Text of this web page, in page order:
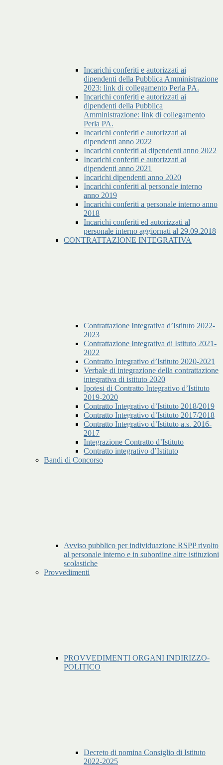
Incarichi conferiti e autorizzati ai
dipendenti della Pubblica Amministrazione
2023: link di collegamento Perla PA.
Incarichi conferiti e autorizzati ai
dipendenti della Pubblica
Amministrazione: link di collegamento
Perla PA.
Incarichi conferiti e autorizzati ai
dipendenti anno 2022
Incarichi conferiti ai dipendenti anno 2022
Incarichi conferiti e autorizzati ai
dipendenti anno 2021
Incarichi dipendenti anno 2020
Incarichi conferiti al personale interno
anno 2019
Incarichi conferiti a personale interno anno
2018
Incarichi conferiti ed autorizzati al
personale interno aggiornati al 29.09.2018
CONTRATTAZIONE INTEGRATIVA
Contrattazione Integrativa d’Istituto 2022-
2023
Contrattazione Integrativa di Istituto 2021-
2022
Contratto Integrativo d’Istituto 2020-2021
Verbale di integrazione della contrattazione
integrativa di istituto 2020
Ipotesi di Contratto Integrativo d’Istituto
2019-2020
Contratto Integrativo d’Istituto 2018/2019
Contratto Integrativo d’Istituto 2017/2018
Contratto Integrativo d’Istituto a.s. 2016-
2017
Integrazione Contratto d’Istituto
Contratto integrativo d’Istituto
Bandi di Concorso
Avviso pubblico per individuazione RSPP rivolto
al personale interno e in subordine altre istituzioni
scolastiche
Provvedimenti
PROVVEDIMENTI ORGANI INDIRIZZO-
POLITICO
Decreto di nomina Consiglio di Istituto
2022-2025